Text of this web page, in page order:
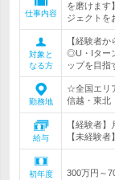
仕事内容
を磨けます
ジェクトを
対象と
なる方
【経験者
◎U・Iター
ップを目指
勤務地
☆全国エリ
信越・東北
給与
【経験者
【未経験
初年度
300万円～